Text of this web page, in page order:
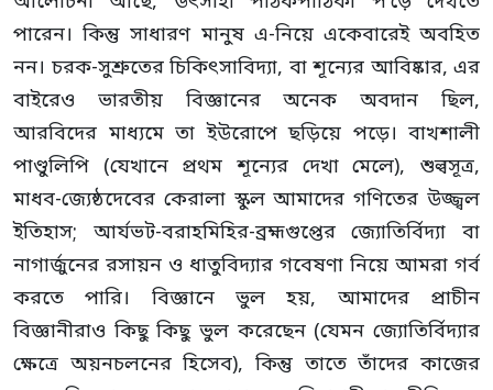
পারেন। কিন্তু সাধারণ মানুষ এ-নিয়ে একেবারেই অবহিত
নন। চরক-সুশ্রুতের চিকিৎসাবিদ্যা, বা শূন্যের আবিষ্কার, এর
বাইরেও ভারতীয় বিজ্ঞানের অনেক অবদান ছিল,
আরবিদের মাধ্যমে তা ইউরোপে ছড়িয়ে পড়ে। বাখশালী
পাণ্ডুলিপি (যেখানে প্রথম শূন্যের দেখা মেলে), শুল্বসূত্র,
মাধব-জ্যেষ্ঠদেবের কেরালা স্কুল আমাদের গণিতের উজ্জ্বল
ইতিহাস; আর্যভট-বরাহমিহির-ব্রহ্মগুপ্তের জ্যোতির্বিদ্যা বা
নাগার্জুনের রসায়ন ও ধাতুবিদ্যার গবেষণা নিয়ে আমরা গর্ব
করতে পারি। বিজ্ঞানে ভুল হয়, আমাদের প্রাচীন
বিজ্ঞানীরাও কিছু কিছু ভুল করেছেন (যেমন জ্যোতির্বিদ্যার
ক্ষেত্রে অয়নচলনের হিসেব), কিন্তু তাতে তাঁদের কাজের